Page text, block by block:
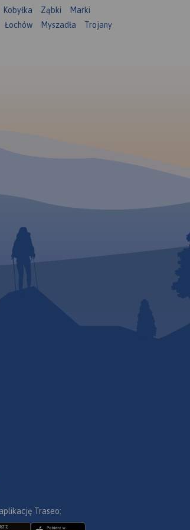
Kobyłka Ząbki
Marki
Łochów Myszadła Trojany
Traseo: